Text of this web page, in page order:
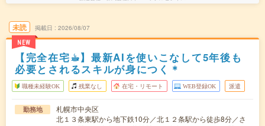
未読
NEW
掲載日 2026/08/07
【完全在宅☕︎】最新AIを使いこなして5年後も
必要とされるスキルが身につく＊
職種未経験OK 残業なし 在宅・リモート WEB登録OK 派遣
勤務地
札幌市中央区
北１３条東駅から地下鉄10分／北１２条駅から徒歩8分／さ